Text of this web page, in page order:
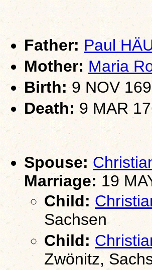
Father: Paul
Mother: Maria
Birth:9 NOV
Death: 9 MAR
Spouse:
Marriage: 19
Child:
Sachsen
Child:
Zwönitz,